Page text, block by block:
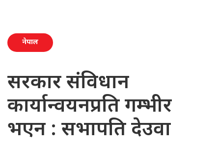
नेपाल
सरकार संविधान
कार्यान्वयनप्रति गम्भीर
भएन : सभापति देउवा